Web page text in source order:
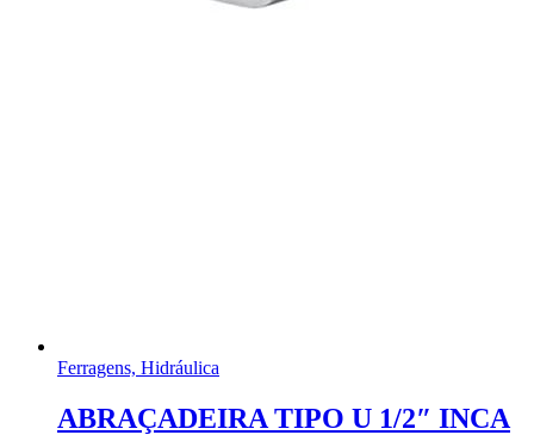
Ferragens, Hidráulica
ABRAÇADEIRA TIPO U 1/2″ INCA